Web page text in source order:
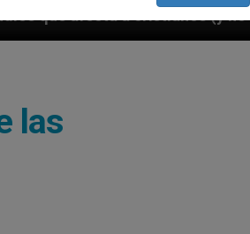
(y no sólo) en Tierra Santa
las